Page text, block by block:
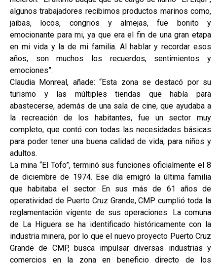
algunos trabajadores recibimos productos marinos como,
jaibas, locos, congrios y almejas, fue bonito y
emocionante para mi, ya que era el fin de una gran etapa
en mi vida y la de mi familia. Al hablar y recordar esos
años, son muchos los recuerdos, sentimientos y
emociones”.
Claudia Monreal, añade: “Esta zona se destacó por su
turismo y las múltiples tiendas que había para
abastecerse, además de una sala de cine, que ayudaba a
la recreación de los habitantes, fue un sector muy
completo, que contó con todas las necesidades básicas
para poder tener una buena calidad de vida, para niños y
adultos.
La mina “El Tofo”, terminó sus funciones oficialmente el 8
de diciembre de 1974. Ese día emigró la última familia
que habitaba el sector. En sus más de 61 años de
operatividad de Puerto Cruz Grande, CMP cumplió toda la
reglamentación vigente de sus operaciones. La comuna
de La Higuera se ha identificado históricamente con la
industria minera, por lo que el nuevo proyecto Puerto Cruz
Grande de CMP, busca impulsar diversas industrias y
comercios en la zona en beneficio directo de los